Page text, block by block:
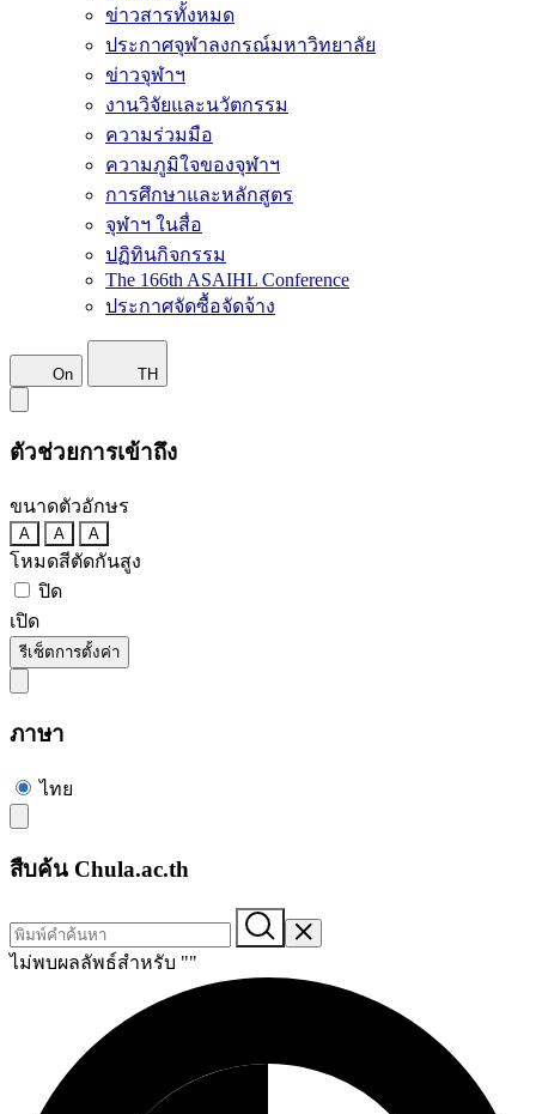
ข่าวสารทั้งหมด
ประกาศจุฬาลงกรณ์มหาวิทยาลัย
ข่าวจุฬาฯ
งานวิจัยและนวัตกรรม
ความร่วมมือ
ความภูมิใจของจุฬาฯ
การศึกษาและหลักสูตร
จุฬาฯ ในสื่อ
ปฏิทินกิจกรรม
The 166th ASAIHL Conference
ประกาศจัดซื้อจัดจ้าง
On TH
ตัวช่วยการเข้าถึง
ขนาดตัวอักษร
A A A
โหมดสีตัดกันสูง
ปิด
เปิด
รีเซ็ตการตั้งค่า
ภาษา
ไทย
สืบค้น Chula.ac.th
ไม่พบผลลัพธ์สำหรับ ""